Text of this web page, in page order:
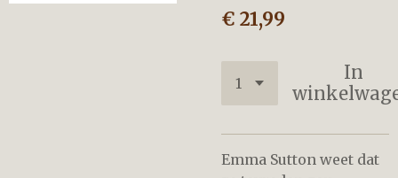
€ 21,99
In
Emma Sutton weet dat